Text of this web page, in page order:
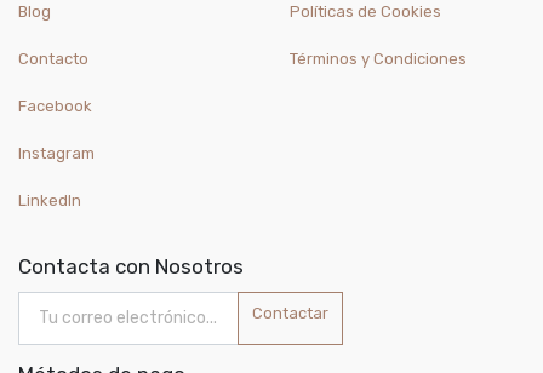
Blog
Contacto
Políticas de Cookies
Términos y Condiciones
Facebook
Instagram
LinkedIn
Contacta con Nosotros
Contactar